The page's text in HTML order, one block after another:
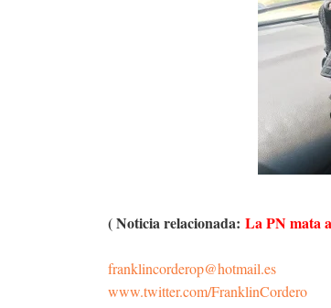
( Noticia relacionada: La PN mata
franklincorderop@hotmail.es
www.twitter.com/FranklinCordero